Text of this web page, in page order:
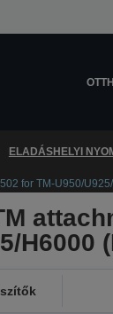
ELADÁSHELYI
for TM-U950/
H6000